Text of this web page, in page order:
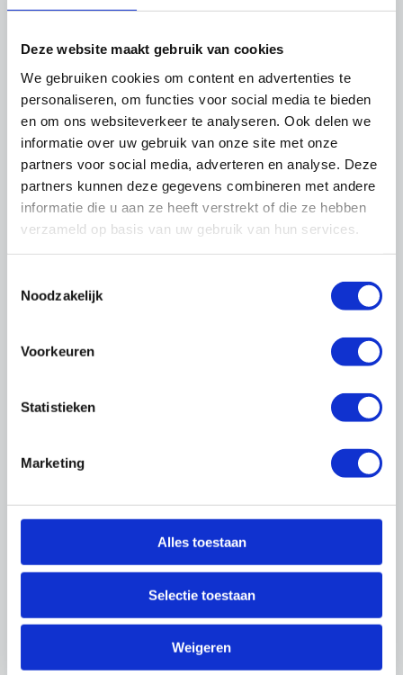
Deze website maakt gebruik van cookies
We gebruiken cookies om content en advertenties te
personaliseren, om functies voor social media te bieden
en om ons websiteverkeer te analyseren. Ook delen we
informatie over uw gebruik van onze site met onze
partners voor social media, adverteren en analyse. Deze
partners kunnen deze gegevens combineren met andere
informatie die u aan ze heeft verstrekt of die ze hebben
verzameld op basis van uw gebruik van hun services.
Noodzakelijk
Voorkeuren
Statistieken
Marketing
Alles toestaan
Selectie toestaan
Weigeren
Bekijk onze RGS-trainingen
Jonge vakmensen aan je bedrijf binden en
is de onmisbare schakel. Volg de 2-daagse
Bekijk de training